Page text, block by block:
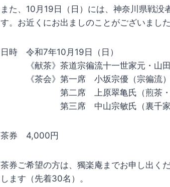
また、10月19日（日）には、神奈川県戦
す。お近くにお出ましのことがございまし
日時 令和7年10月19日（日）
《献茶》茶道宗徧流十一世家元・山田
《茶会》第一席 小坂宗優（宗徧流
第二席 上原翠亀氏（煎茶・東
第三席 中山宗敏氏（裏千家
茶券 4,000円
茶券ご希望の方は、獨楽庵までお申し出く
します（先着30名）。